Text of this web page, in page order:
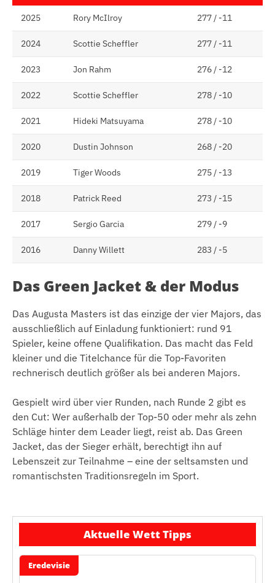
2025 Rory McIlroy 277 / -11
2024 Scottie Scheffler 277 / -11
2023 Jon Rahm 276 / -12
2022 Scottie Scheffler 278 / -10
2021 Hideki Matsuyama 278 / -10
2020 Dustin Johnson 268 / -20
2019 Tiger Woods 275 / -13
2018 Patrick Reed 273 / -15
2017 Sergio Garcia 279 / -9
2016 Danny Willett 283 / -5
Das Green Jacket & der Modus
Das Augusta Masters ist das einzige der vier Majors, das
ausschließlich auf Einladung funktioniert: rund 91
Spieler, keine offene Qualifikation. Das macht das Feld
kleiner und die Titelchance für die Top-Favoriten
rechnerisch deutlich größer als bei anderen Majors.
Gespielt wird über vier Runden, nach Runde 2 gibt es
den Cut: Wer außerhalb der Top-50 oder mehr als zehn
Schläge hinter dem Leader liegt, reist ab. Das Green
Jacket, das der Sieger erhält, berechtigt ihn auf
Lebenszeit zur Teilnahme – eine der seltsamsten und
romantischsten Traditionsregeln im Sport.
Aktuelle Wett Tipps
Eredevisie